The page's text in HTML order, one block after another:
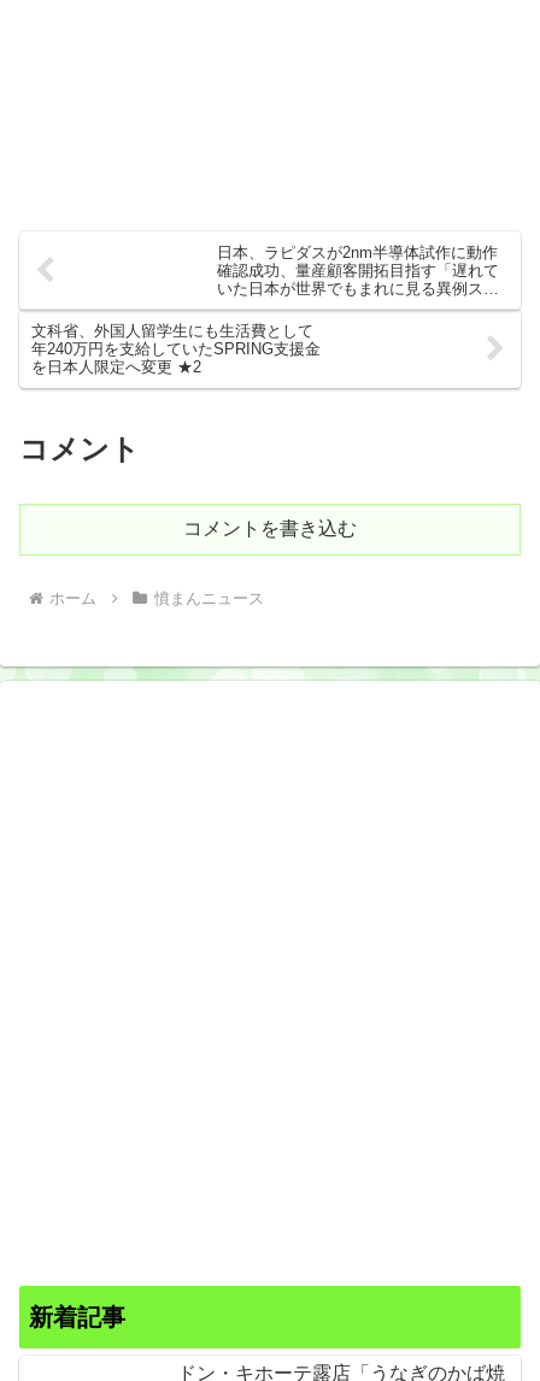
日本、ラピダスが2nm半導体試作に動作
確認成功、量産顧客開拓目指す「遅れて
いた日本が世界でもまれに見る異例スピ
ードで世界が驚愕」★2
文科省、外国人留学生にも生活費として
年240万円を支給していたSPRING支援金
を日本人限定へ変更 ★2
コメント
コメントを書き込む
ホーム 憤まんニュース
新着記事
ドン・キホーテ露店「うなぎのかば焼